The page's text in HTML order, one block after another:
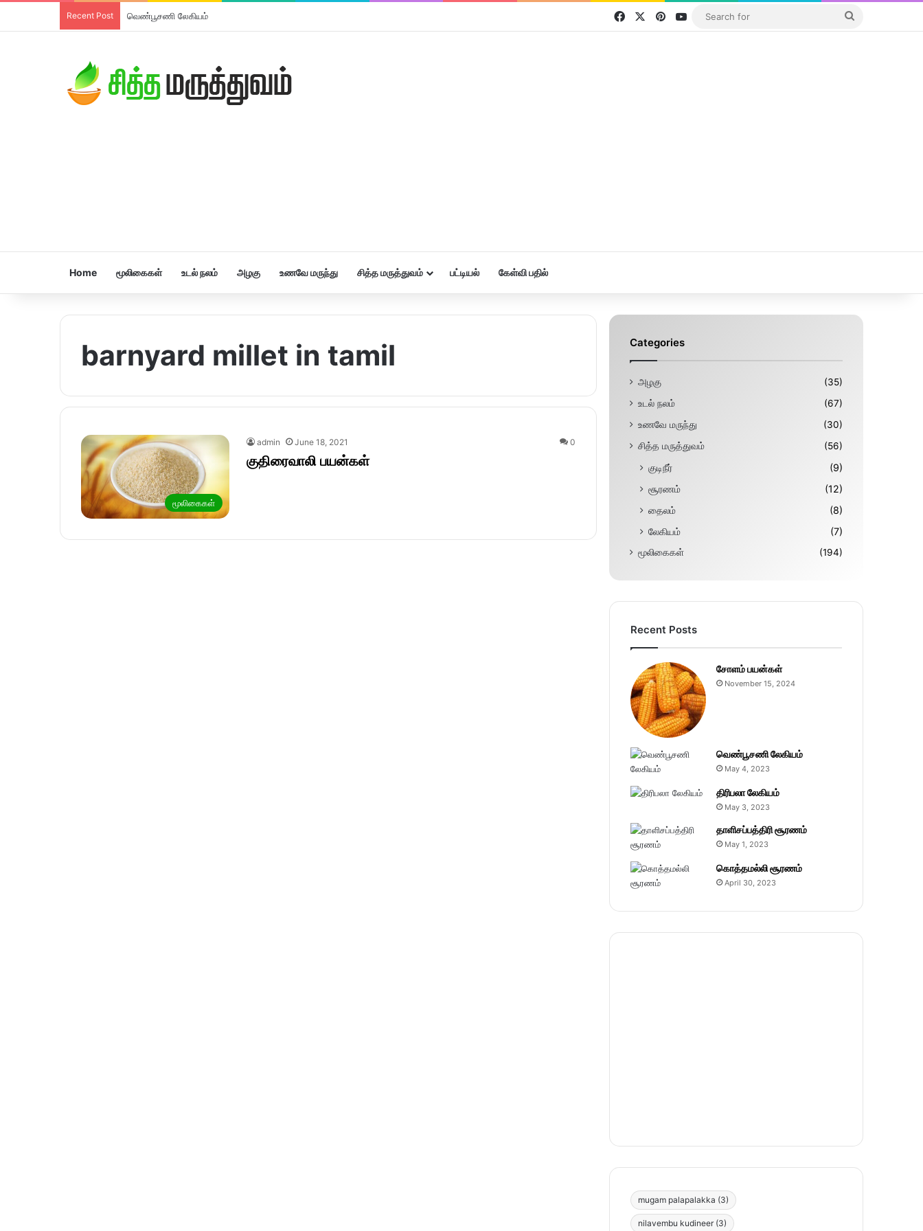
Recent Post வெண்பூசணி லேகியம் FacebookPinterestYouTube
Home மூலிகைகள் உடல் நலம் அழகு உணவே மருந்து சித்த மருத்துவம் பட்டியல் கேள்வி பதில்
barnyard millet in tamil
மூலிகைகள்
admin June 18, 2021 0
குதிரைவாலி பயன்கள்
Categories
அழகு
(35)
உடல் நலம்
(67)
உணவே மருந்து
(30)
சித்த மருத்துவம்
(56)
குடிநீர்
(9)
சூரணம்
(12)
தைலம்
(8)
லேகியம்
(7)
மூலிகைகள் (194)
Recent Posts
சோளம் பயன்கள்
November 15, 2024
வெண்பூசணி லேகியம்
May 4, 2023
திரிபலா லேகியம்
May 3, 2023
தாளிசப்பத்திரி சூரணம்
May 1, 2023
கொத்தமல்லி சூரணம்
April 30, 2023
mugam palapalakka (3)
nilavembu kudineer (3)